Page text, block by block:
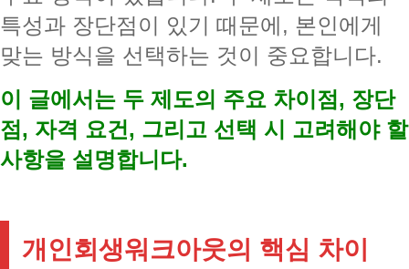
특성과 장단점이 있기 때문에, 본인에게
맞는 방식을 선택하는 것이 중요합니다.
이 글에서는 두 제도의 주요 차이점, 장단
점, 자격 요건, 그리고 선택 시 고려해야 할
사항을 설명합니다.
개인회생워크아웃의 핵심 차이